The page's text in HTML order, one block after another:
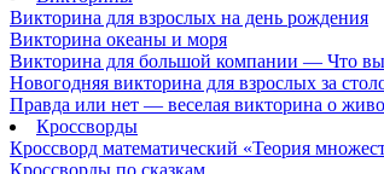
Викторина для взрослых на день рождения
Викторина океаны и моря
Викторина для большой компании — Что вы
Новогодняя викторина для взрослых за
Правда или нет — веселая викторина о
Кроссворды
Кроссворд математический «Теория
Кроссворды по сказкам